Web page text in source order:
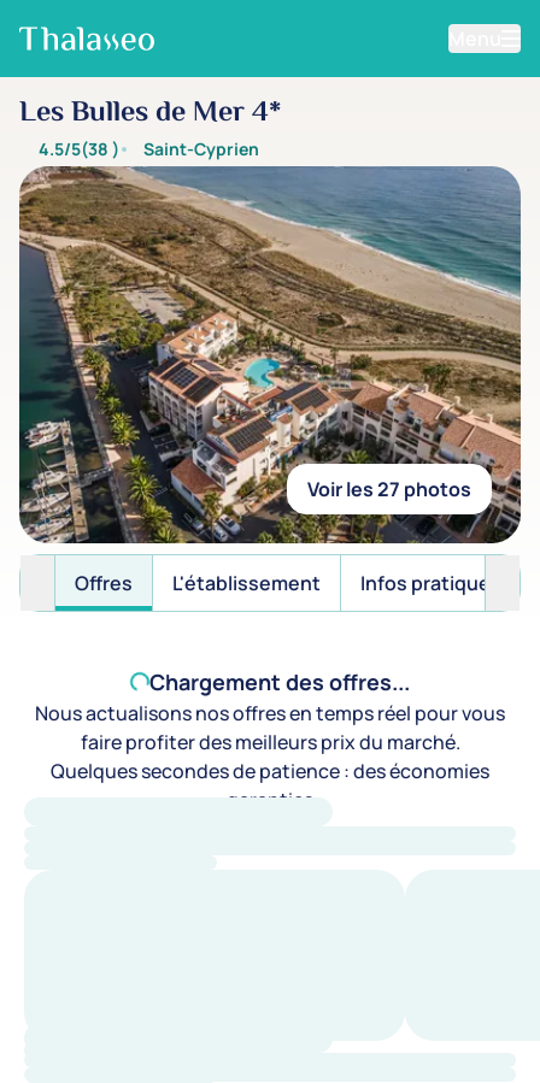
Aller au contenu principal
Les Bulles de Mer 4*
4.5/5(38 ) Saint-Cyprien
Voir les 27 photos
Offres L'établissement Infos pratiques
Chargement des offres...
Nous actualisons nos offres en temps réel pour vous
faire profiter des meilleurs prix du marché.
Quelques secondes de patience : des économies
garanties